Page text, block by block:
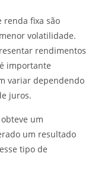
renda fixa são
volatilidade.
rendimentos
importante
variar dependendo
juros.
um
um resultado
tipo de